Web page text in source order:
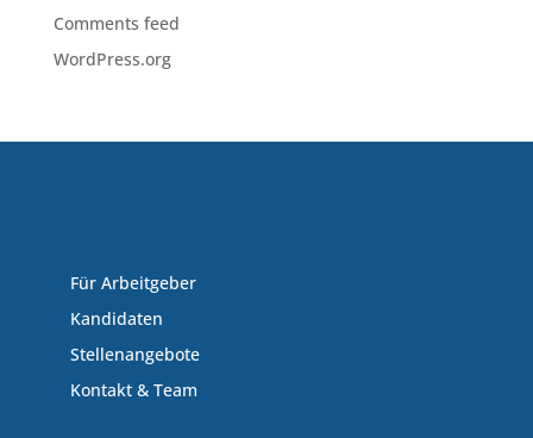
Comments feed
WordPress.org
Für Arbeitgeber
Kandidaten
Stellenangebote
Kontakt & Team